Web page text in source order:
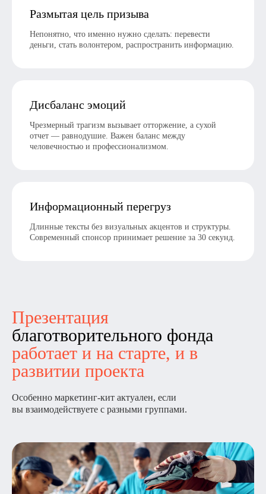
Размытая цель призыва
Непонятно, что именно нужно сделать: перевести
деньги, стать волонтером, распространить информацию.
Дисбаланс эмоций
Чрезмерный трагизм вызывает отторжение, а сухой
отчет — равнодушие. Важен баланс между
человечностью и профессионализмом.
Информационный перегруз
Длинные тексты без визуальных акцентов и структуры.
Современный спонсор принимает решение за 30 секунд.
Презентация
благотворительного фонда
работает и на старте, и в
развитии проекта
Особенно маркетинг-кит актуален, если
вы взаимодействуете с разными группами.